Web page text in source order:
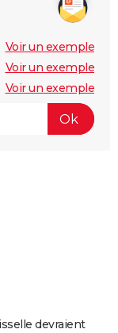
Voir un exemple
Voir un exemple
Voir un exemple
devraient